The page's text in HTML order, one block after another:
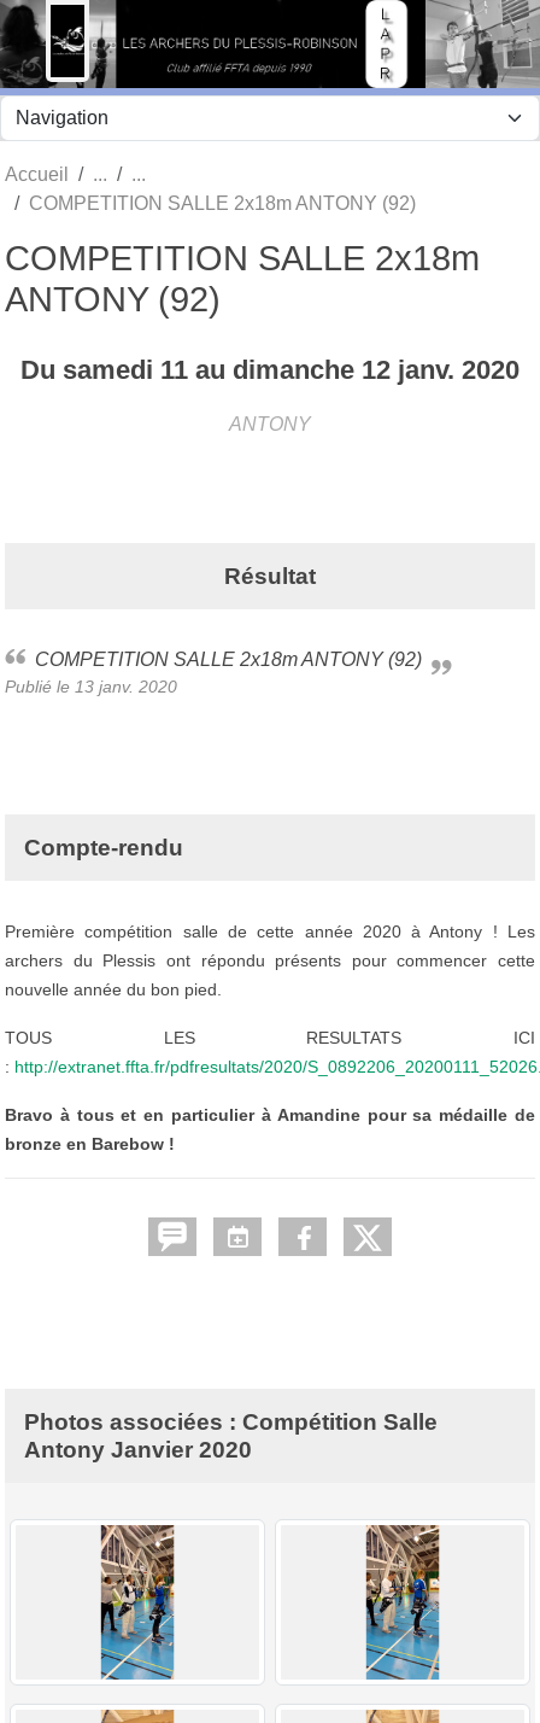
Accueil
COMPETITION SALLE 2x18m ANTONY (92)
COMPETITION SALLE 2x18m
ANTONY (92)
Du samedi 11 au dimanche 12 janv. 2020
ANTONY
Résultat
COMPETITION SALLE 2x18m ANTONY (92)
Publié le 13 janv. 2020
Compte-rendu
Première compétition salle de cette année 2020 à Antony ! Les
archers du Plessis ont répondu présents pour commencer cette
nouvelle année du bon pied.
TOUS LES RESULTATS ICI
: http://extranet.ffta.fr/pdfresultats/2020/
Bravo à tous et en particulier à Amandine pour sa médaille de
bronze en Barebow !
Photos associées : Compétition Salle
Antony Janvier 2020
Panneau de gestion des cookies